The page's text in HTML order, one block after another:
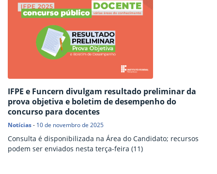
IFPE e Funcern divulgam resultado preliminar da
prova objetiva e boletim de desempenho do
concurso para docentes
Notícias- 10 de novembro de 2025
Consulta é disponibilizada na Área do Candidato; recursos
podem ser enviados nesta terça-feira (11)